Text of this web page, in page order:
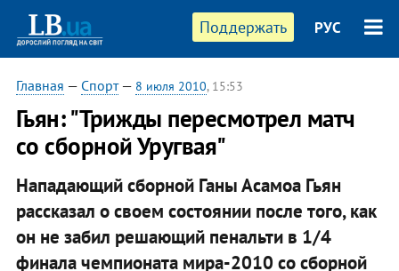
Поддержать РУС
Главная — Спорт— 8 июля 2010, 15:53
Гьян: "Трижды пересмотрел матч
со сборной Уругвая"
Нападающий сборной Ганы Асамоа Гьян
рассказал о своем состоянии после того, как
он не забил решающий пенальти в 1/4
финала чемпионата мира-2010 со сборной